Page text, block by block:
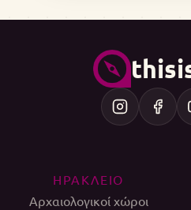
ΗΡΑΚΛΕΙΟ
Αρχαιολογικοί χώροι